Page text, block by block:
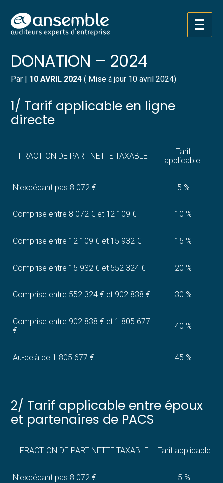
Aller
au
Créer et reprendre une activité
Gérer votre quotidien
Piloter votre entreprise
Développer votre entreprise
Construire votre patrimoine
Structurer votre croissance
électronique
Pilotez votre gestion
Suivre votre comptabilité
Gérer vos ressources humaines
Dématérialiser vos documents
TARIFS DES DROITS DE
DONATION – 2024
Par | 10 AVRIL 2024 ( Mise à jour 10 avril 2024)
1/ Tarif applicable en ligne
directe
FRACTION DE PART NETTE TAXABLE
Tarif
applicable
N’excédant pas 8 072 € 5 %
Comprise entre 8 072 € et 12 109 € 10 %
Comprise entre 12 109 € et 15 932 € 15 %
Comprise entre 15 932 € et 552 324 € 20 %
Comprise entre 552 324 € et 902 838 € 30 %
Comprise entre 902 838 € et 1 805 677
€
40 %
Au-delà de 1 805 677 € 45 %
2/ Tarif applicable entre époux
et partenaires de PACS
FRACTION DE PART NETTE TAXABLE Tarif applicable
N’excédant pas 8 072 € 5 %